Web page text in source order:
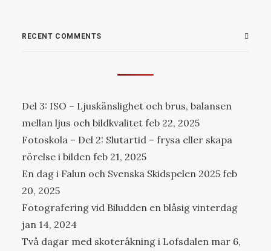
RECENT COMMENTS
Del 3: ISO – Ljuskänslighet och brus, balansen
mellan ljus och bildkvalitet feb 22, 2025
Fotoskola – Del 2: Slutartid – frysa eller skapa
rörelse i bilden feb 21, 2025
En dag i Falun och Svenska Skidspelen 2025 feb
20, 2025
Fotografering vid Biludden en blåsig vinterdag
jan 14, 2024
Två dagar med skoteråkning i Lofsdalen mar 6,